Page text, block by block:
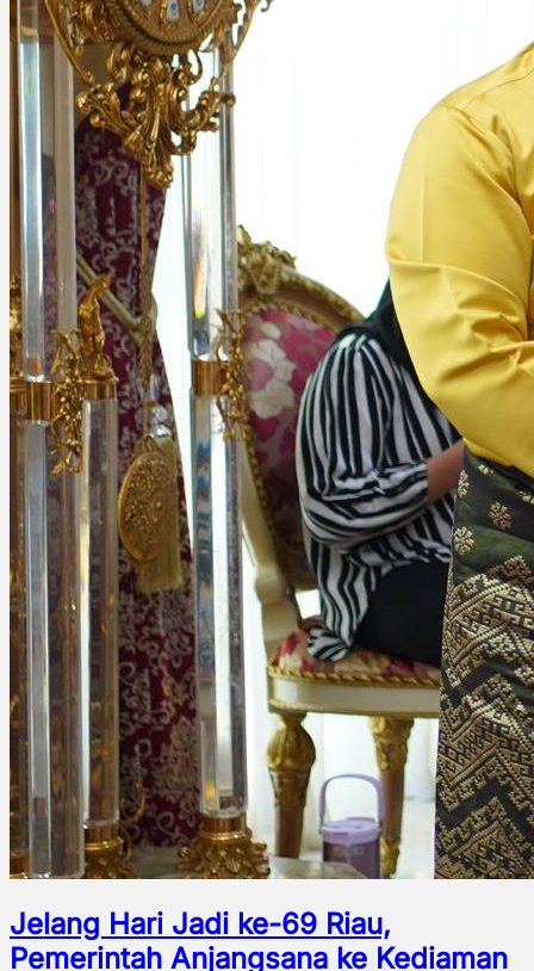
Jelang Hari Jadi ke-69 Riau,
Pemerintah Anjangsana ke Kediaman